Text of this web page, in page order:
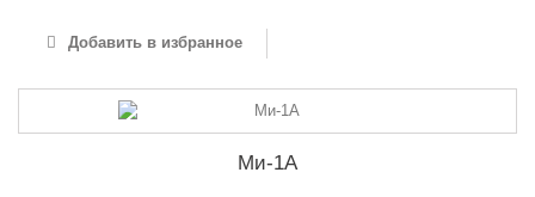
Добавить в избранное
Ми-1А